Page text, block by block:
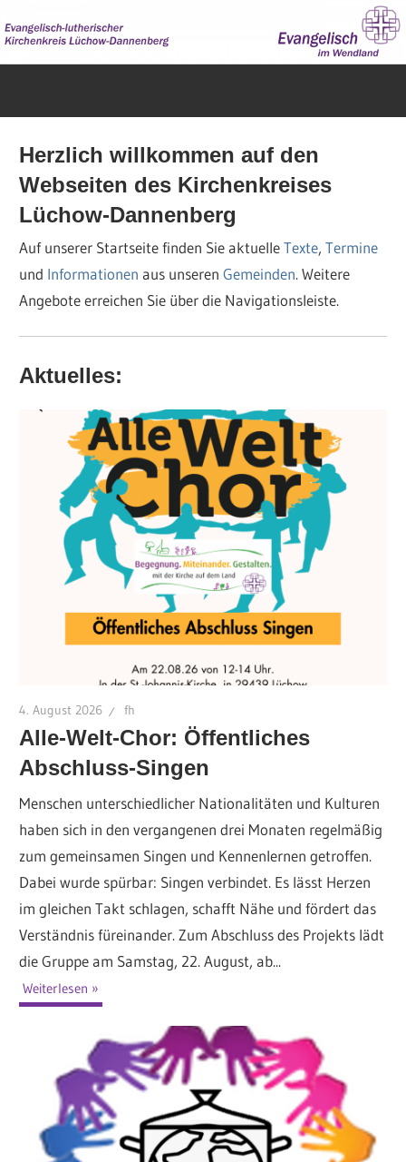
Inhalt
springen
Herzlich willkommen auf den
Webseiten des Kirchenkreises
Lüchow-Dannenberg
Auf unserer Startseite finden Sie aktuelleTexte,Termine
und Informationen aus unserenGemeinden. Weitere
Angebote erreichen Sie über die Navigationsleiste.
Aktuelles:
4. August 2026 fh
Alle-Welt-Chor: Öffentliches
Abschluss-Singen
Menschen unterschiedlicher Nationalitäten und Kulturen
haben sich in den vergangenen drei Monaten regelmäßig
zum gemeinsamen Singen und Kennenlernen getroffen.
Dabei wurde spürbar: Singen verbindet. Es lässt Herzen
im gleichen Takt schlagen, schafft Nähe und fördert das
Verständnis füreinander. Zum Abschluss des Projekts lädt
die Gruppe am Samstag, 22. August, ab...
Weiterlesen